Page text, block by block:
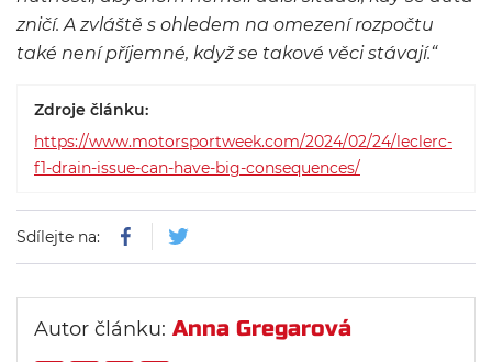
zničí. A zvláště s ohledem na omezení rozpočtu
také není příjemné, když se takové věci stávají.“
Zdroje článku:
https://www.motorsportweek.com/2024/02/24/leclerc-
f1-drain-issue-can-have-big-consequences/
Sdílejte na:
Autor článku: Anna Gregarová